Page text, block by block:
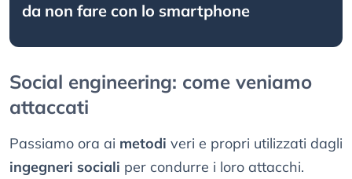
da non fare con lo smartphone
Social engineering: come veniamo
attaccati
Passiamo ora ai metodi veri e propri utilizzati dagli
ingegneri sociali per condurre i loro attacchi.